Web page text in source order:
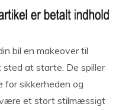
bil en makeover til
at starte. De spiller
for sikkerheden og
et stort stilmæssigt